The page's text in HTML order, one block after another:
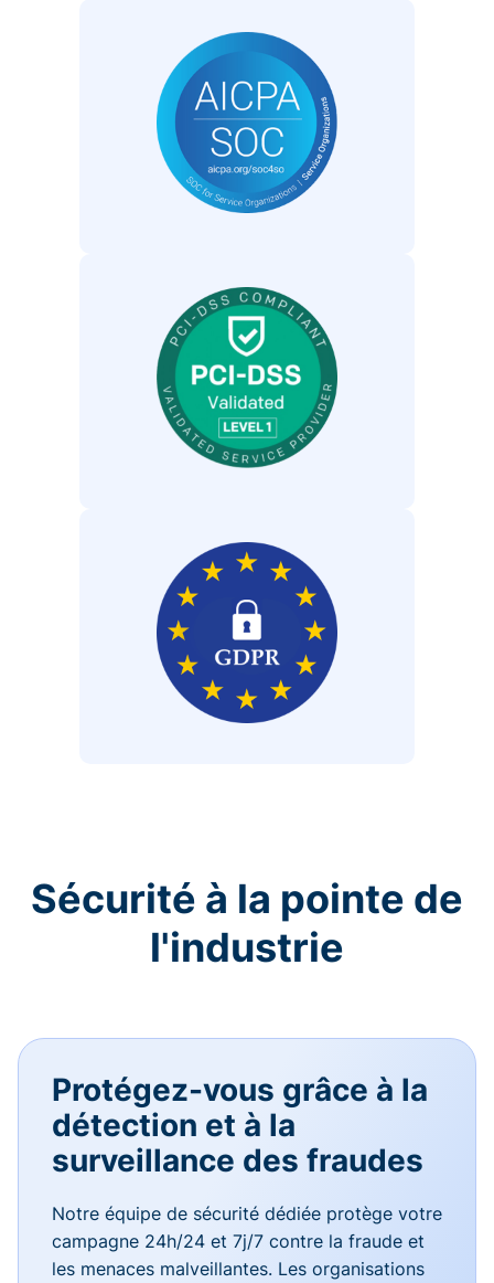
Sécurité à la pointe de
l'industrie
Protégez-vous grâce à la
détection et à la
surveillance des fraudes
Notre équipe de sécurité dédiée protège votre
campagne 24h/24 et 7j/7 contre la fraude et
les menaces malveillantes. Les organisations